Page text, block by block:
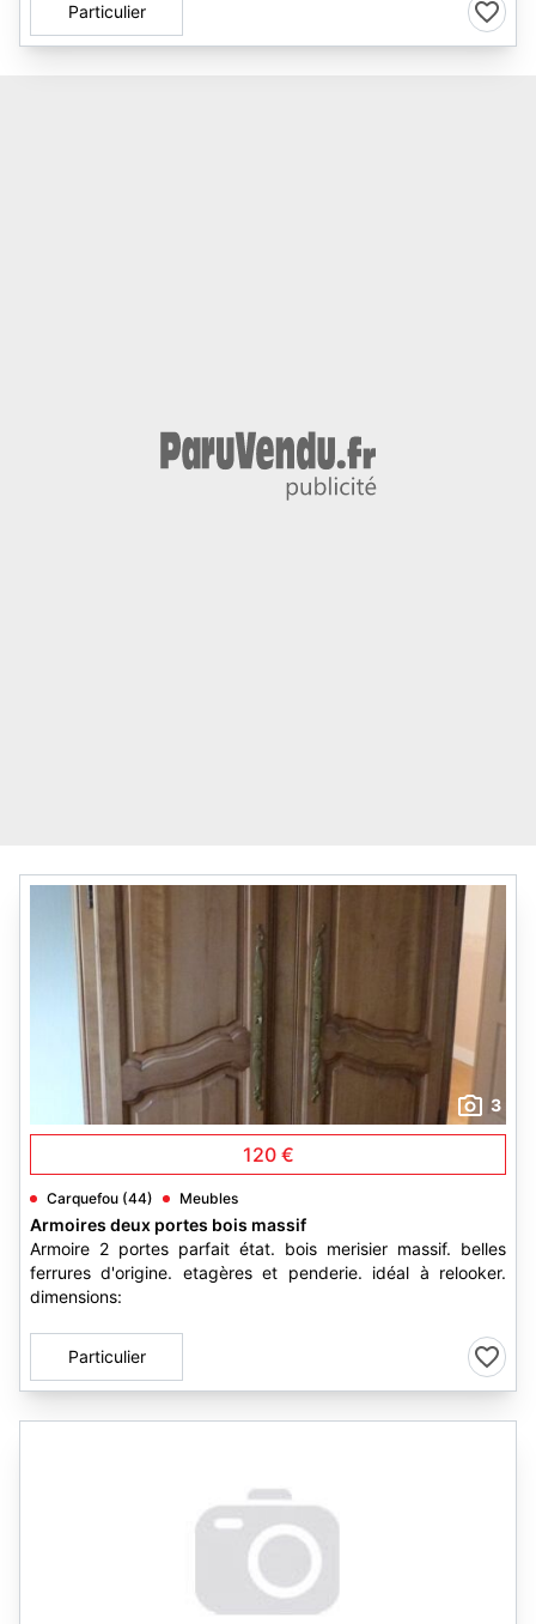
Particulier
3
120 €
Carquefou (44) Meubles
Armoires deux portes bois massif
Armoire 2 portes parfait état. bois merisier massif. belles
ferrures d'origine. etagères et penderie. idéal à relooker.
dimensions:
Particulier